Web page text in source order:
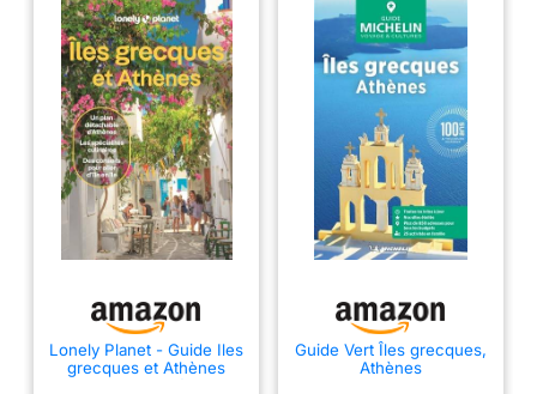
Lonely Planet - Guide Iles
grecques et Athènes
Guide Vert Îles grecques,
Athènes